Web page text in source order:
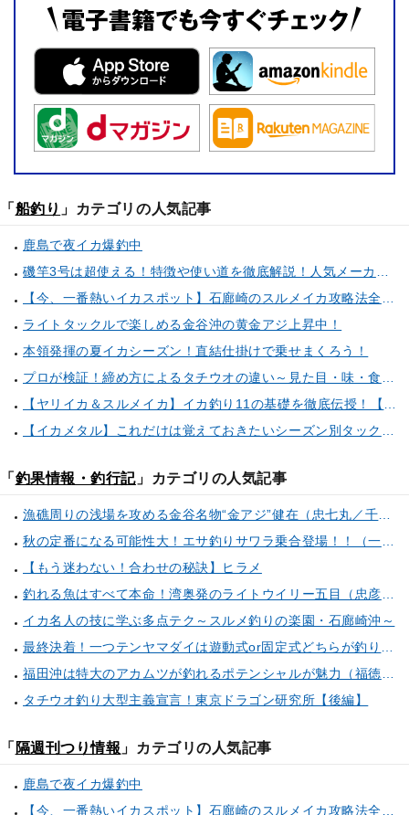
「 船釣り 」カテゴリの人気記事
鹿島で夜イカ爆釣中
ライトタックルで楽しめる金谷沖の黄金アジ上昇中！
本領発揮の夏イカシーズン！直結仕掛けで乗せまくろう！
「 釣果情報・釣行記」カテゴリの人気記事
【もう迷わない！合わせの秘訣】ヒラメ
イカ名人の技に学ぶ多点テク～スルメ釣りの楽園・石廊崎沖～
タチウオ釣り大型主義宣言！東京ドラゴン研究所【後編】
「 隔週刊つり情報 」カテゴリの人気記事
鹿島で夜イカ爆釣中